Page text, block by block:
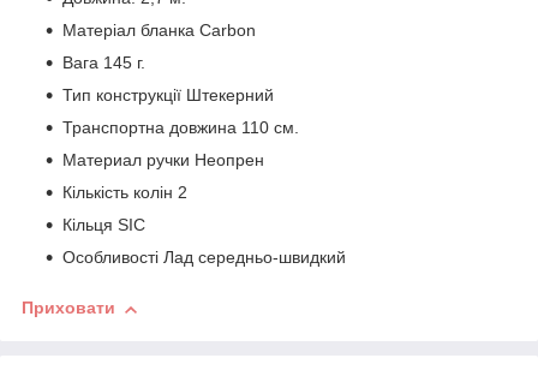
Матеріал бланка Carbon
Вага 145 г.
Тип конструкції Штекерний
Транспортна довжина 110 см.
Материал ручки Неопрен
Кількість колін 2
Кільця SIC
Особливості Лад середньо-швидкий
Приховати